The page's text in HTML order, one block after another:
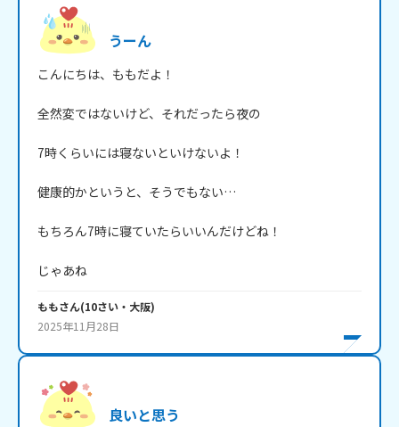
うーん
こんにちは、ももだよ！
全然変ではないけど、それだったら夜の
7時くらいには寝ないといけないよ！
健康的かというと、そうでもない…
もちろん7時に寝ていたらいいんだけどね！
じゃあね
ももさん(10さい・ 大阪)
2025年11月28日
良いと思う